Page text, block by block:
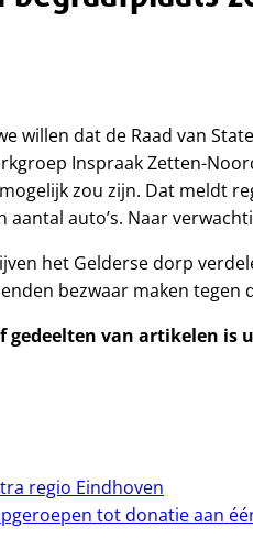
willen dat de Raad van
Inspraak Zetten-
zou zijn. Dat meldt
auto’s. Naar
het Gelderse dorp
bezwaar maken
van artikelen
regio Eindhoven
tot donatie aan